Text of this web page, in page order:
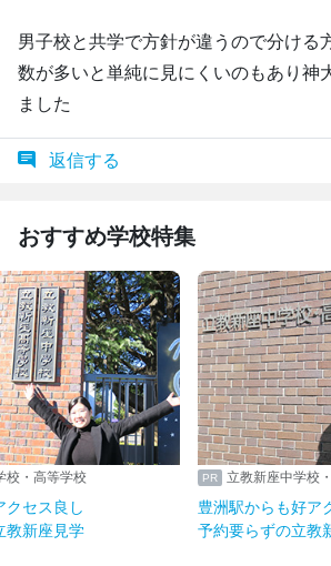
男子校と共学で方針が違うので分ける
数が多いと単純に見にくいのもあり神
ました
返信する
おすすめ学校特集
校・高等学校
クセス良し
教新座見学
立教新座中学校
豊洲駅からも好ア
予約要らずの立教